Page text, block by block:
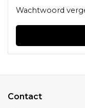
Wachtwoord
Contact